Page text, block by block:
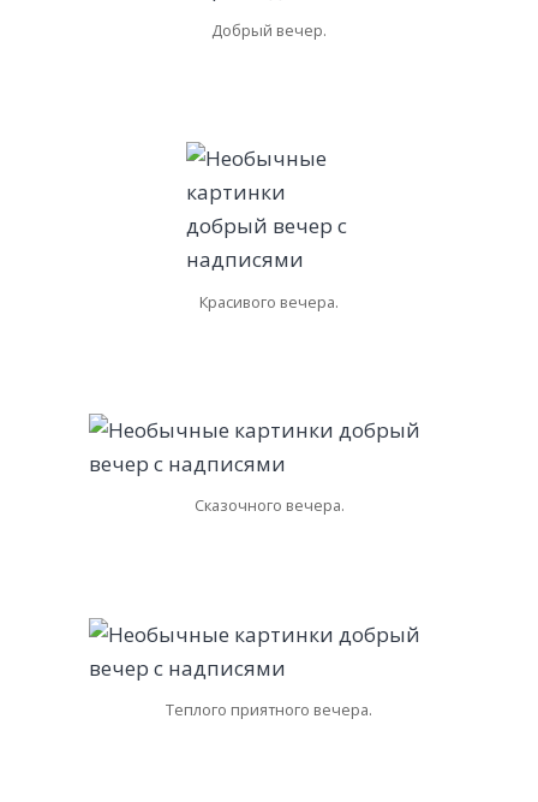
Добрый вечер.
Красивого вечера.
Сказочного вечера.
Теплого приятного вечера.